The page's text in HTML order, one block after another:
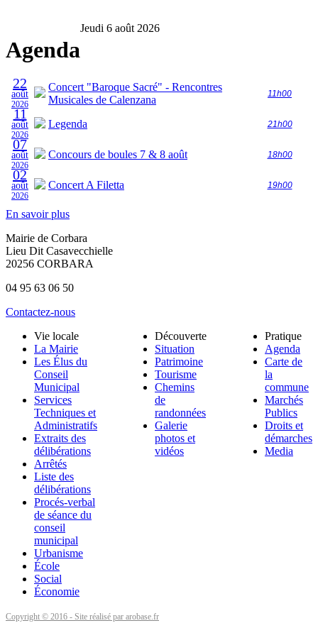
Agenda
Jeudi 6 août 2026
22
août
2026
Concert "Baroque Sacré" - Rencontres
Musicales de Calenzana
11h00
11
août
2026
Legenda 21h00
07
août
2026
Concours de boules 7 & 8 août 18h00
02
août
2026
Concert A Filetta 19h00
En savoir plus
Mairie de Corbara
Lieu Dit Casavecchielle
20256 CORBARA
04 95 63 06 50
Contactez-nous
Vie locale
La Mairie
Les Élus du
Conseil
Municipal
Services
Techniques et
Administratifs
Extraits des
délibérations
Arrêtés
Liste des
délibérations
Procés-verbal
de séance du
conseil
municipal
Urbanisme
École
Social
Économie
Découverte
Situation
Patrimoine
Tourisme
Chemins
de
randonnées
Galerie
photos et
vidéos
Pratique
Agenda
Carte de
la
commune
Marchés
Publics
Droits et
démarches
Media
Copyright © 2016 - Site réalisé par arobase.fr